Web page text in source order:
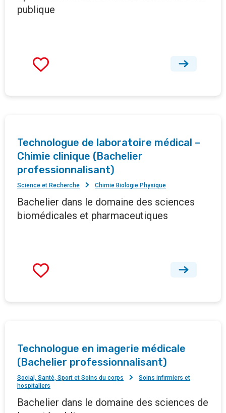
publique
Technologue de laboratoire médical –
Chimie clinique (Bachelier
professionnalisant)
Science et Recherche Chimie Biologie Physique
Bachelier dans le domaine des sciences
biomédicales et pharmaceutiques
Technologue en imagerie médicale
(Bachelier professionnalisant)
Social, Santé, Sport et Soins du corps
Soins infirmiers et
hospitaliers
Bachelier dans le domaine des sciences de